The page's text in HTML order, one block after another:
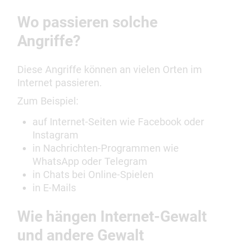
Wo passieren solche
Angriffe?
Diese Angriffe können an vielen Orten im
Internet passieren.
Zum Beispiel:
auf Internet-Seiten wie Facebook oder
Instagram
in Nachrichten-Programmen wie
WhatsApp oder Telegram
in Chats bei Online-Spielen
in E-Mails
Wie hängen Internet-Gewalt
und andere Gewalt